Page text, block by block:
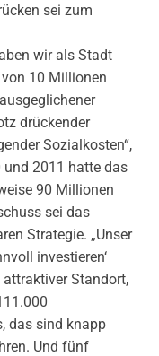
sei zum
wir als Stadt
10 Millionen
drückender
Sozialkosten“,
und 2011 hatte das
90 Millionen
sei das
Strategie. „Unser
investieren‘
Standort,
das sind knapp
Und fünf